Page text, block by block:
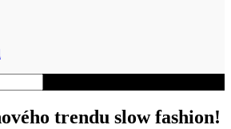
trendu slow fashion!